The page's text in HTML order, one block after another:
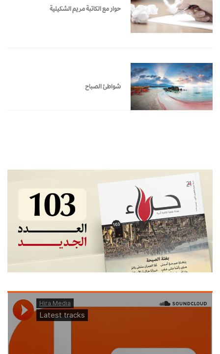
حوار مع الكاتبة مريم الشكيلية
شواطئ الصباح